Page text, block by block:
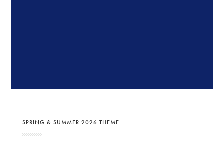
SPRING & SUMMER 2026 THEME